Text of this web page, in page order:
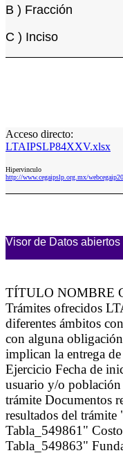
B ) Fracción
C ) Inciso
Acceso directo:
LTAIPSLP84XXV.xlsx
Hipervinculo
http://www.cegaipslp.org.mx/
Visor de Datos abiertos
TÍTULO NOMBRE
Trámites ofrecidos
diferentes ámbitos
con alguna
implican la entrega
Ejercicio Fecha de
usuario y/o
trámite Documentos
resultados del trámite
Tabla_549861"
Tabla_549863"